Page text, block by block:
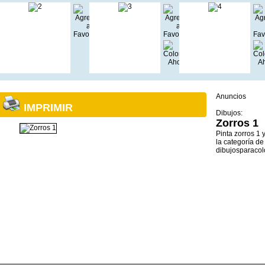
IMPRIMIR
Anuncios
Dibujos:
Zorros 1
Pinta zorros 1
la categoría